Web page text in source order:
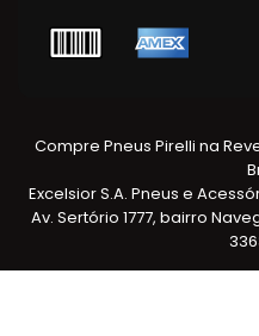
Compre Pneus Pirelli na
Excelsior S.A. Pneus e
Av. Sertório 1777, bairro